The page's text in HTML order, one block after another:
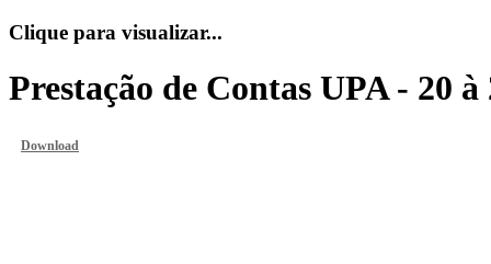
Clique para visualizar...
Prestação de Contas UPA - 20 à
Download